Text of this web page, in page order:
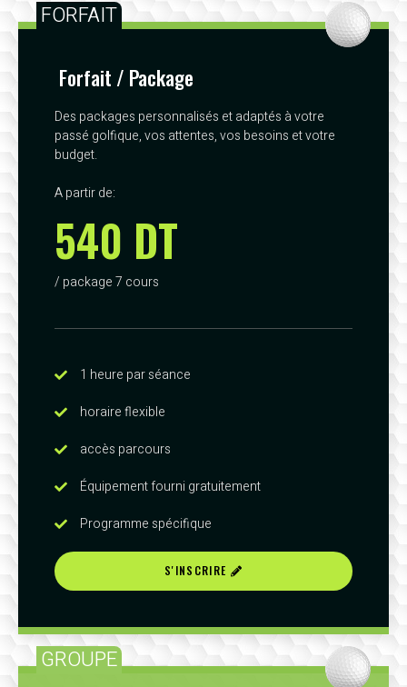
FORFAIT
Forfait / Package
Des packages personnalisés et adaptés à votre
passé golfique, vos attentes, vos besoins et votre
budget.
A partir de:
540 DT
/ package 7 cours
1 heure par séance
horaire flexible
accès parcours
Équipement fourni gratuitement
Programme spécifique
S'INSCRIRE
GROUPE